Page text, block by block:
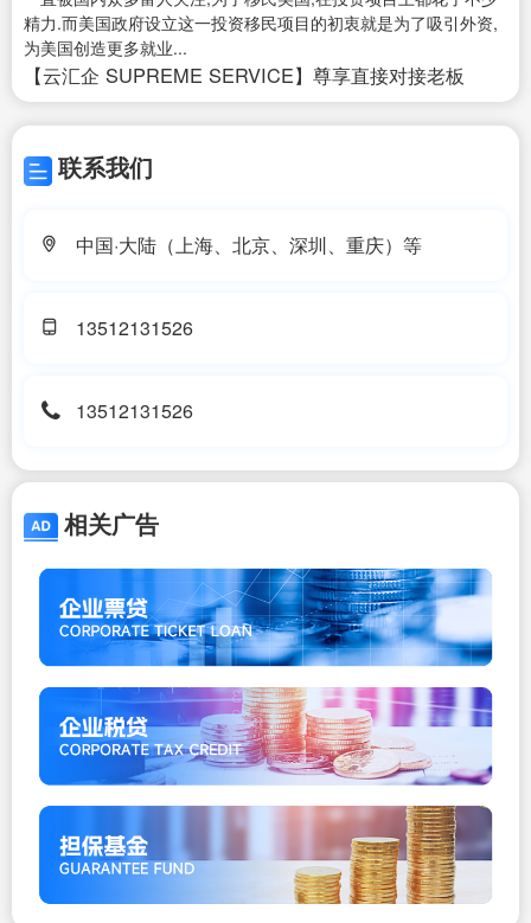
精力.而美国政府设立这一投资移民项目的初衷就是为了吸引外资,
为美国创造更多就业...
【云汇企 SUPREME SERVICE】尊享直接对接老板
联系我们
中国·大陆（上海、北京、深圳、重庆）等
13512131526
13512131526
相关广告